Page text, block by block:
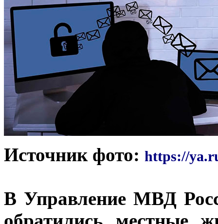
Источник фото: https://
В Управление МВД